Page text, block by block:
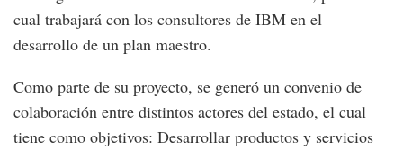
cual trabajará con los consultores de IBM en el
desarrollo de un plan maestro.
Como parte de su proyecto, se generó un convenio de
colaboración entre distintos actores del estado, el cual
tiene como objetivos: Desarrollar productos y servicios